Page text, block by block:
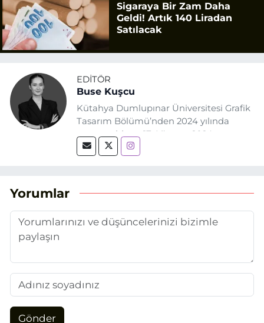
Sigaraya Bir Zam Daha
Geldi! Artık 140 Liradan
Satılacak
EDITÖR
Buse Kuşcu
Kütahya Dumlupınar Üniversitesi Grafik
Tasarım Bölümü’nden 2024 yılında
mezun oldum. 17 Ağustos 2024
tarihinde, Grafik Tasarım alanında staj
adım attım.
Yorumlar
Gönder